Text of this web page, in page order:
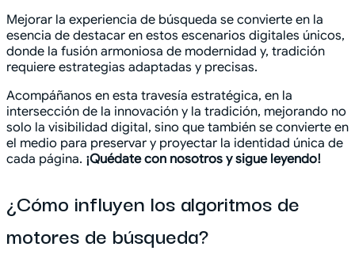
Mejorar la experiencia de búsqueda se convierte en la
esencia de destacar en estos escenarios digitales únicos,
donde la fusión armoniosa de modernidad y, tradición
requiere estrategias adaptadas y precisas.
Acompáñanos en esta travesía estratégica, en la
intersección de la innovación y la tradición, mejorando no
solo la visibilidad digital, sino que también se convierte en
el medio para preservar y proyectar la identidad única de
cada página. ¡Quédate con nosotros y sigue leyendo!
¿Cómo influyen los algoritmos de
motores de búsqueda?